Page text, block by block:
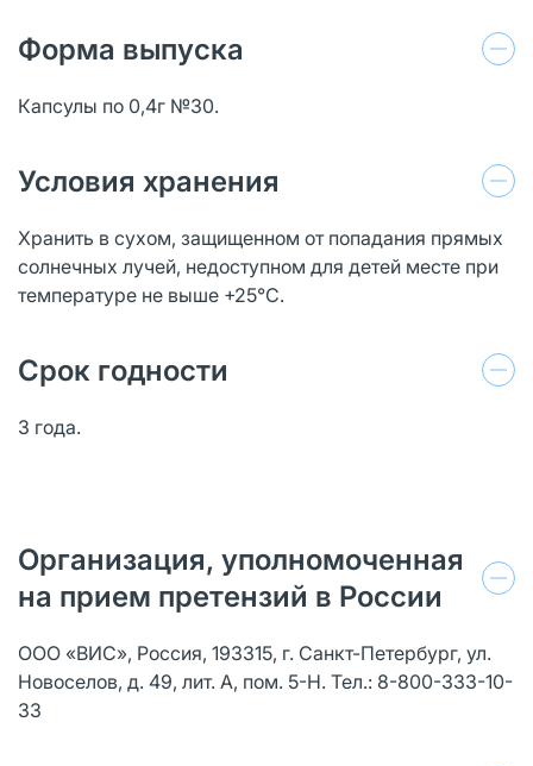
Форма выпуска
Капсулы по 0,4г №30.
Условия хранения
Хранить в сухом, защищенном от попадания прямых
солнечных лучей, недоступном для детей месте при
температуре не выше +25°С.
Срок годности
3 года.
Организация, уполномоченная
на прием претензий в России
ООО «ВИС», Россия, 193315, г. Санкт-Петербург, ул.
Новоселов, д. 49, лит. А, пом. 5-Н. Тел.: 8-800-333-10-
33